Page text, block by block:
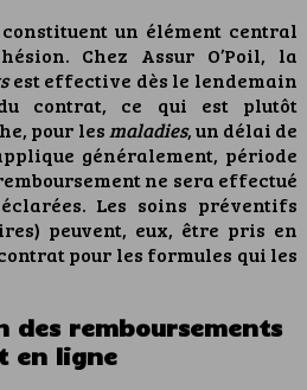
un élément central
Chez Assur O’Poil, la
est effective dès le lendemain
contrat, ce qui est plutôt
pour les maladies, un délai de
généralement, période
ne sera effectué
Les soins préventifs
peuvent, eux, être pris en
pour les formules qui les
des remboursements
en ligne